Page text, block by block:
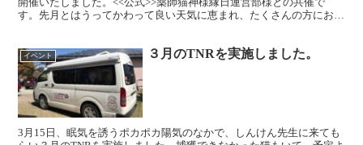
す。先月とはうってかわって良い天気に恵まれ、たくさんの方にお越
イベント ３月のTNRを実施しました。
3月15日、眠気を誘うポカポカ陽気のなかで、しんけん先生に来ても